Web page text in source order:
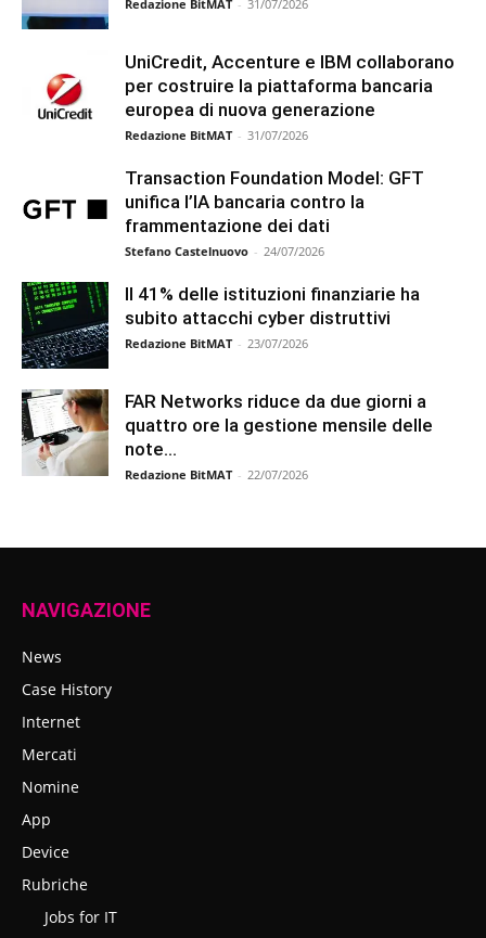
Redazione BitMAT - 31/07/2026
UniCredit, Accenture e IBM collaborano
per costruire la piattaforma bancaria
europea di nuova generazione
Redazione BitMAT - 31/07/2026
Transaction Foundation Model: GFT
unifica l’IA bancaria contro la
frammentazione dei dati
Stefano Castelnuovo - 24/07/2026
Il 41% delle istituzioni finanziarie ha
subito attacchi cyber distruttivi
Redazione BitMAT - 23/07/2026
FAR Networks riduce da due giorni a
quattro ore la gestione mensile delle
note...
Redazione BitMAT - 22/07/2026
NAVIGAZIONE
News
Case History
Internet
Mercati
Nomine
App
Device
Rubriche
Jobs for IT